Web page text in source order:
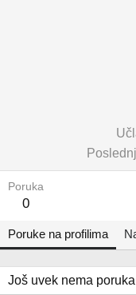
Poruka
0
Poruke na profilima
Još uvek nema